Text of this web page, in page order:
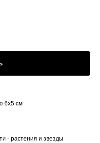
6х5 см
- растения и звезды